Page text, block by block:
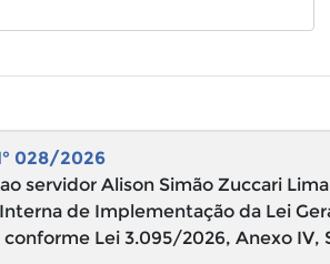
028/2026
servidor Alison Simão Zuccari
de Implementação da Lei
Lei 3.095/2026, Anexo IV,